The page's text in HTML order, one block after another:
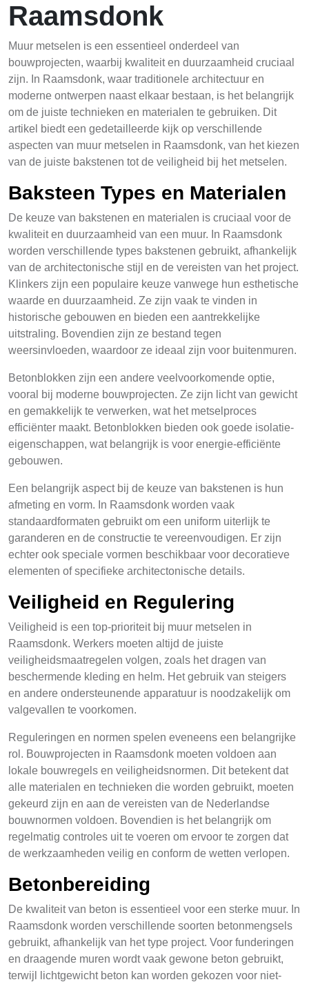
Raamsdonk
Muur metselen is een essentieel onderdeel van
bouwprojecten, waarbij kwaliteit en duurzaamheid cruciaal
zijn. In Raamsdonk, waar traditionele architectuur en
moderne ontwerpen naast elkaar bestaan, is het belangrijk
om de juiste technieken en materialen te gebruiken. Dit
artikel biedt een gedetailleerde kijk op verschillende
aspecten van muur metselen in Raamsdonk, van het kiezen
van de juiste bakstenen tot de veiligheid bij het metselen.
Baksteen Types en Materialen
De keuze van bakstenen en materialen is cruciaal voor de
kwaliteit en duurzaamheid van een muur. In Raamsdonk
worden verschillende types bakstenen gebruikt, afhankelijk
van de architectonische stijl en de vereisten van het project.
Klinkers zijn een populaire keuze vanwege hun esthetische
waarde en duurzaamheid. Ze zijn vaak te vinden in
historische gebouwen en bieden een aantrekkelijke
uitstraling. Bovendien zijn ze bestand tegen
weersinvloeden, waardoor ze ideaal zijn voor buitenmuren.
Betonblokken zijn een andere veelvoorkomende optie,
vooral bij moderne bouwprojecten. Ze zijn licht van gewicht
en gemakkelijk te verwerken, wat het metselproces
efficiënter maakt. Betonblokken bieden ook goede isolatie-
eigenschappen, wat belangrijk is voor energie-efficiënte
gebouwen.
Een belangrijk aspect bij de keuze van bakstenen is hun
afmeting en vorm. In Raamsdonk worden vaak
standaardformaten gebruikt om een uniform uiterlijk te
garanderen en de constructie te vereenvoudigen. Er zijn
echter ook speciale vormen beschikbaar voor decoratieve
elementen of specifieke architectonische details.
Veiligheid en Regulering
Veiligheid is een top-prioriteit bij muur metselen in
Raamsdonk. Werkers moeten altijd de juiste
veiligheidsmaatregelen volgen, zoals het dragen van
beschermende kleding en helm. Het gebruik van steigers
en andere ondersteunende apparatuur is noodzakelijk om
valgevallen te voorkomen.
Reguleringen en normen spelen eveneens een belangrijke
rol. Bouwprojecten in Raamsdonk moeten voldoen aan
lokale bouwregels en veiligheidsnormen. Dit betekent dat
alle materialen en technieken die worden gebruikt, moeten
gekeurd zijn en aan de vereisten van de Nederlandse
bouwnormen voldoen. Bovendien is het belangrijk om
regelmatig controles uit te voeren om ervoor te zorgen dat
de werkzaamheden veilig en conform de wetten verlopen.
Betonbereiding
De kwaliteit van beton is essentieel voor een sterke muur. In
Raamsdonk worden verschillende soorten betonmengsels
gebruikt, afhankelijk van het type project. Voor funderingen
en draagende muren wordt vaak gewone beton gebruikt,
terwijl lichtgewicht beton kan worden gekozen voor niet-